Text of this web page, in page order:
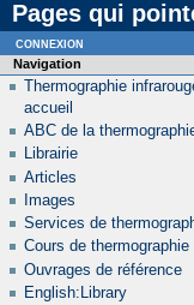
Pages qui
Navigation
Thermographie
accueil
ABC de la
Librairie
Articles
Images
Services de
Cours de thermographie
Ouvrages de référence
English:Library
connexion